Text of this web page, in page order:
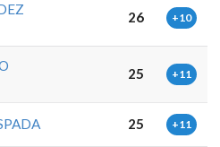
26 +10
25 +11
25 +11